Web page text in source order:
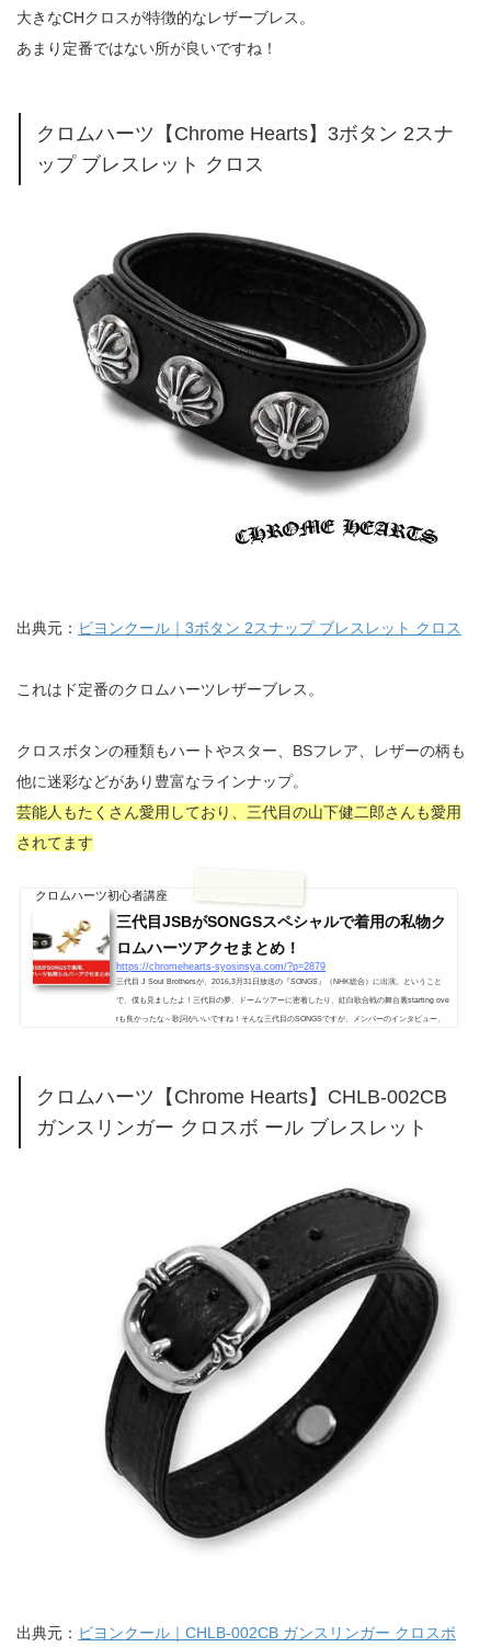
大きなCHクロスが特徴的なレザーブレス。
あまり定番ではない所が良いですね！
クロムハーツ【Chrome Hearts】3ボタン 2スナ
ップ ブレスレット クロス
出典元： ビヨンクール｜3ボタン 2スナップ ブレスレット クロス
これはド定番のクロムハーツレザーブレス。
クロスボタンの種類もハートやスター、BSフレア、レザーの柄も
他に迷彩などがあり豊富なラインナップ。
芸能人もたくさん愛用しており、三代目の山下健二郎さんも愛用
されてます
クロムハーツ初心者講座
三代目JSBがSONGSスペシャルで着用の私物ク
ロムハーツアクセまとめ！
https://chromehearts-syosinsya.com/?p=2879
三代目 J Soul Brothersが、2016,3月31日放送の『SONGS』（NHK総合）に出演。ということ
で、僕も見ましたよ！三代目の夢、ドームツアーに密着したり、紅白歌合戦の舞台裏starting ove
rも良かったな～歌詞がいいですね！そんな三代目のSONGSですが、メンバーのインタビュー、
クロムハーツ【Chrome Hearts】CHLB-002CB
ガンスリンガー クロスボ ール ブレスレット
出典元： ビヨンクール｜CHLB-002CB ガンスリンガー クロスボ